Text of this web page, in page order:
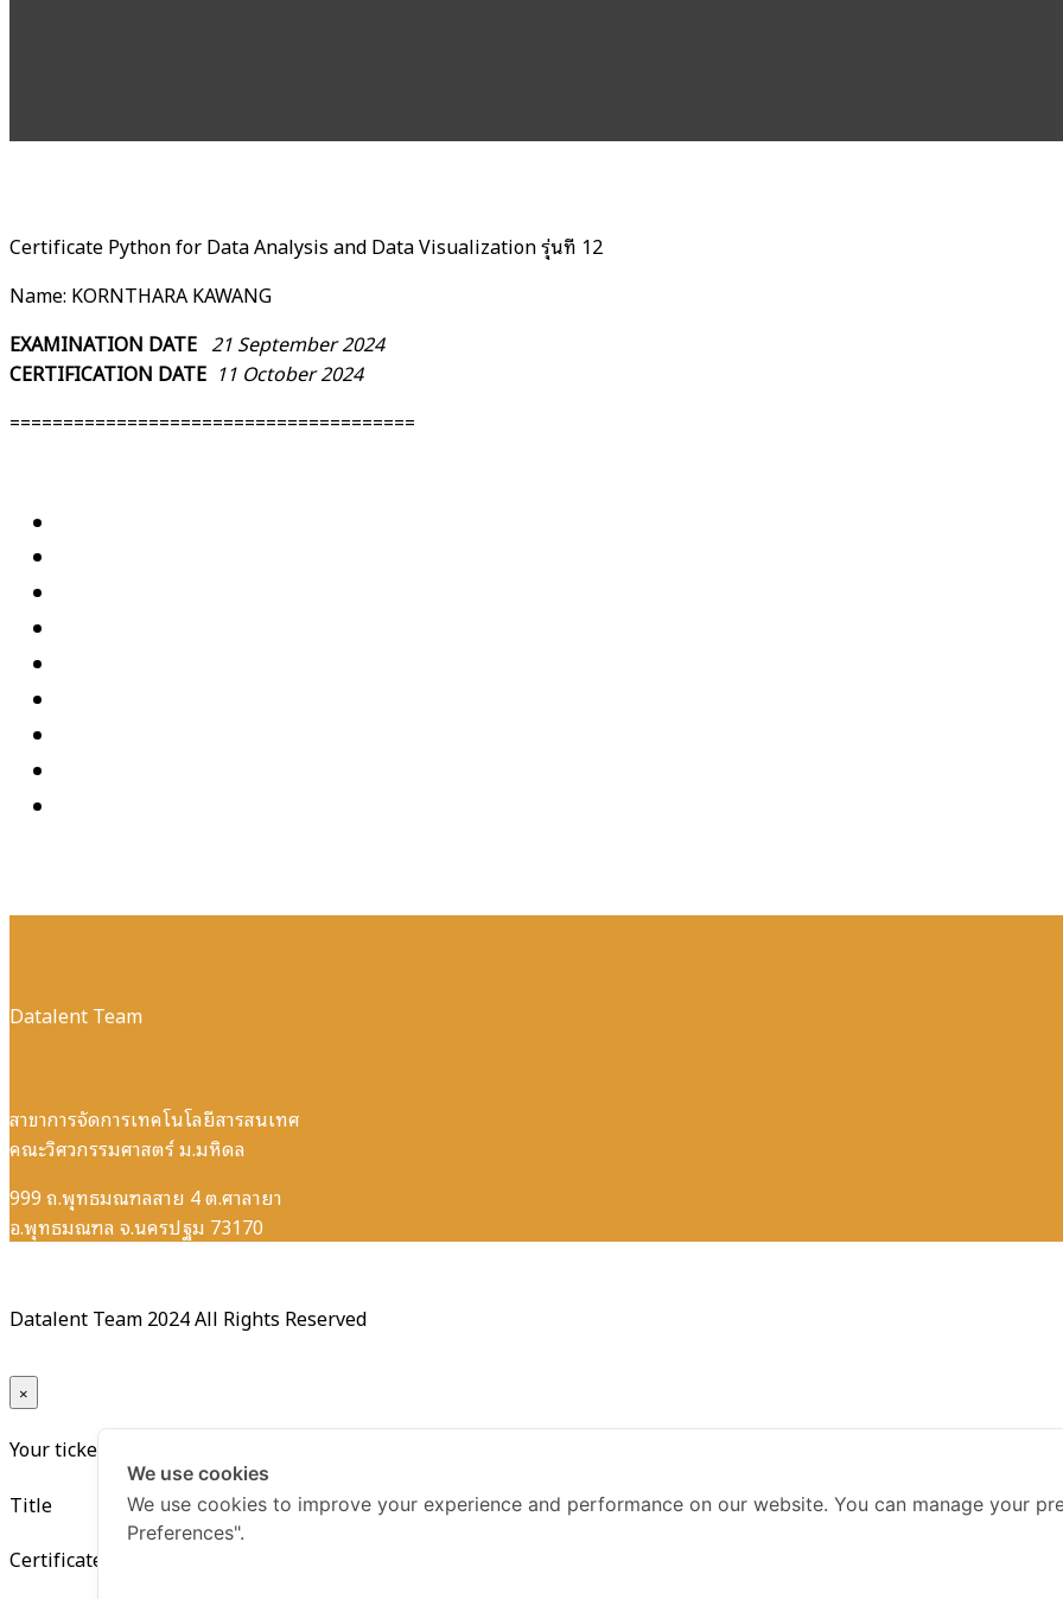
Certificate Python for Data Analysis and Data Visualization รุ่นที่ 12
Name: KORNTHARA KAWANG
EXAMINATION DATE 21 September 2024
CERTIFICATION DATE 11 October 2024
======================================
Datalent Team
สาขาการจัดการเทคโนโลยีสารสนเทศ
คณะวิศวกรรมศาสตร์ ม.มหิดล
999 ถ.พุทธมณฑลสาย 4 ต.ศาลายา
อ.พุทธมณฑล จ.นครปฐม 73170
Datalent Team 2024 All Rights Reserved
×
Your ticket for the: Certificate Python for Data Analysis and Data Visualization รุ่นที่ 12
Title
Certificate Python for Data Analysis and Data Visualization รุ่นที่ 12
We use cookies
We use cookies to improve your experience and performance on our website. You can manage your
Preferences".